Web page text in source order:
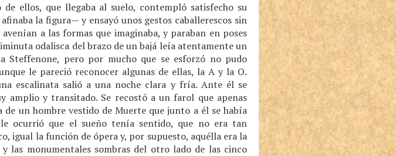
ellos, que llegaba al suelo, contempló satisfecho su
la figura— y ensayó unos gestos caballerescos sin
a las formas que imaginaba, y paraban en poses
odalisca del brazo de un bajá leía atentamente un
pero por mucho que se esforzó no pudo
le pareció reconocer algunas de ellas, la A y la O.
escalinata salió a una noche clara y fría. Ante él se
amplio y transitado. Se recostó a un farol que apenas
un hombre vestido de Muerte que junto a él se había
ocurrió que el sueño tenía sentido, que no era tan
igual la función de ópera y, por supuesto, aquélla era la
las monumentales sombras del otro lado de las cinco